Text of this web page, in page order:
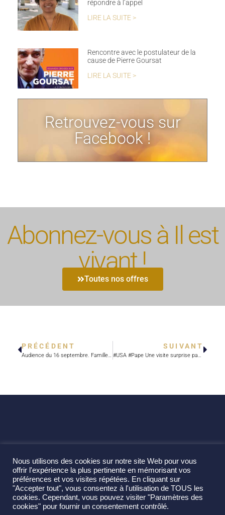
répondre à l’appel
LIRE LA SUITE >
Rencontre avec le postulateur de la
cause de Pierre Goursat
LIRE LA SUITE >
Retrouvez-vous sur
Facebook !
Abonnez-vous à Il est
vivant !
Toutes nos offres
PRÉCÉDENT
Audience du 16 septembre. Famille: une portée universelle
SUIVANT
#USA #Pape Une visite surprise pas du tout marginale
Nous utilisons des cookies sur notre site Web pour vous
offrir l'expérience la plus pertinente en mémorisant vos
préférences et vos visites répétées. En cliquant sur
"Accepter tout", vous consentez à l'utilisation de TOUS les
cookies. Cependant, vous pouvez visiter "Paramètres des
cookies" pour fournir un consentement contrôlé.